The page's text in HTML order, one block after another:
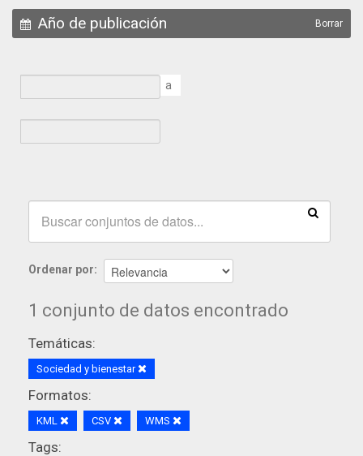
Año de publicación Borrar
a
Ordenar por
1 conjunto de datos encontrado
Temáticas:
Sociedad y bienestar
Formatos:
KML CSV WMS
Tags: